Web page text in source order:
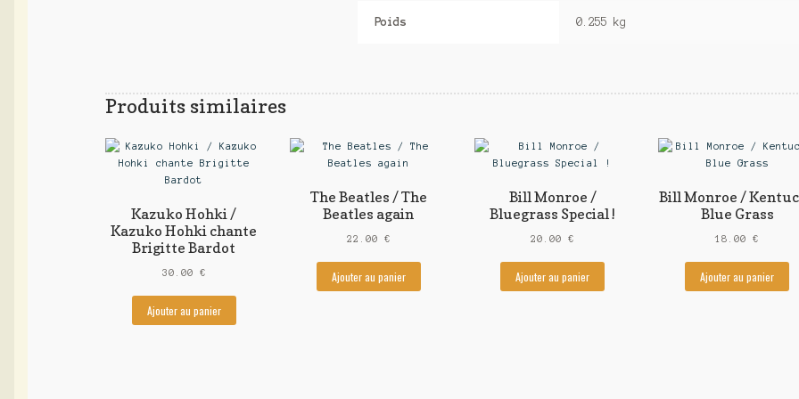
Poids 0.255 kg
Produits similaires
Kazuko Hohki /
Kazuko Hohki chante
Brigitte Bardot
30.00 €
Ajouter au panier
The Beatles / The
Beatles again
22.00 €
Ajouter au panier
Bill Monroe /
Bluegrass Special !
20.00€
Ajouter au panier
Bill Monroe /
Blue Grass
18.00€
Ajouter au panier